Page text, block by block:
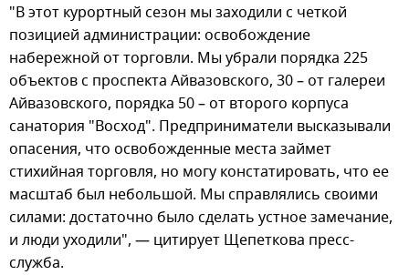
"В этот курортный сезон мы заходили с четкой
позицией администрации: освобождение
набережной от торговли. Мы убрали порядка 225
объектов с проспекта Айвазовского, 30 – от галереи
Айвазовского, порядка 50 – от второго корпуса
санатория "Восход". Предприниматели высказывали
опасения, что освобожденные места займет
стихийная торговля, но могу констатировать, что ее
масштаб был небольшой. Мы справлялись своими
силами: достаточно было сделать устное замечание,
и люди уходили", — цитирует Щепеткова пресс-
служба.